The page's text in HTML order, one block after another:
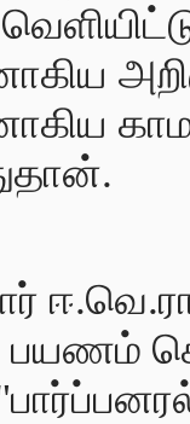
பயணம்